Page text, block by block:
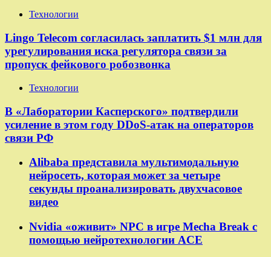
Технологии
Lingo Telecom согласилась заплатить $1 млн для
урегулирования иска регулятора связи за
пропуск фейкового робозвонка
Технологии
В «Лаборатории Касперского» подтвердили
усиление в этом году DDoS-атак на операторов
связи РФ
Alibaba представила мультимодальную
нейросеть, которая может за четыре
секунды проанализировать двухчасовое
видео
Nvidia «оживит» NPC в игре Mecha Break с
помощью нейротехнологии ACE